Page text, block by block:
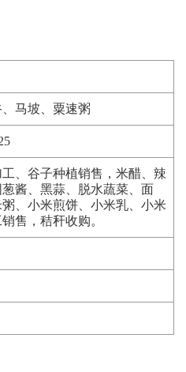
马坡、粟速粥
、谷子种植销售，米醋、辣
酱、黑蒜、脱水蔬菜、面
、小米煎饼、小米乳、小米
售，秸秆收购。